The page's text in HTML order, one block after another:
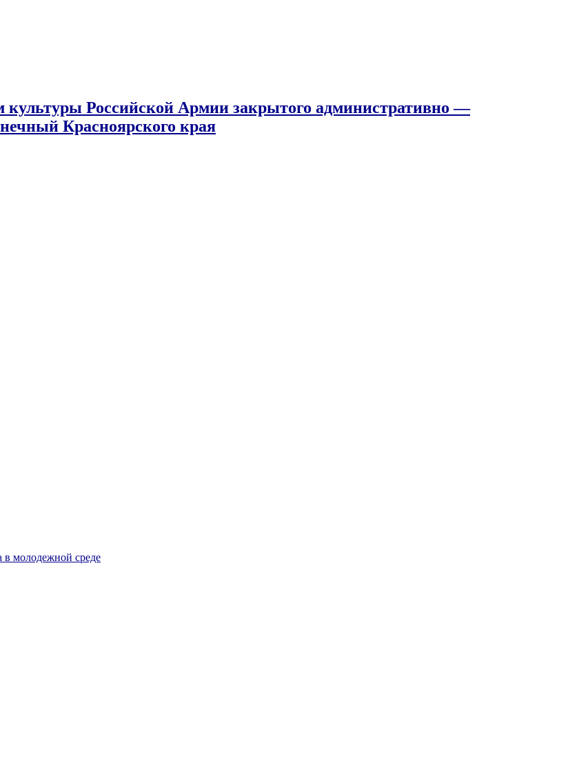
Российской Армии закрытого административно —
Красноярского края
в молодежной среде